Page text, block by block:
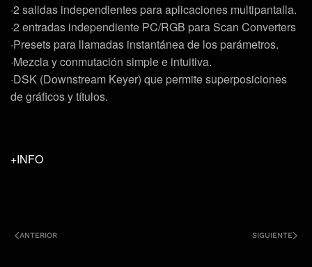
·2 salidas independientes para aplicaciones multipantalla.
·2 entradas independiente PC/RGB para Scan Converters
·Presets para llamadas instantánea de los parámetros.
·Mezcla y conmutación simple e intuitiva.
·DSK (Downstream Keyer) que permite superposiciones
de gráficos y títulos.
+INFO
ANTERIOR SIGUIENTE